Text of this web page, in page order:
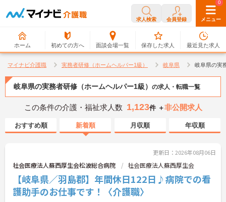
求人検索 会員登録 メニュー
ホーム 初めての方へ 面談会場一覧
0
保存した求人
0
最近見た求人
マイナビ介護職 実務者研修（ホームヘルパー1級） 岐阜県 岐阜県の実
岐阜県の実務者研修（ホームヘルパー1級） の求人・転職一覧
この条件の介護・福祉求人数 1,123件 ＋非公開求人
おすすめ順 新着順 月収順 年収順
更新日：2026年08月06日
社会医療法人蘇西厚生会松波総合病院 社会医療法人蘇西厚生会
【岐阜県／羽島郡】年間休日122日♪病院での看
護助手のお仕事です！〈介護職〉